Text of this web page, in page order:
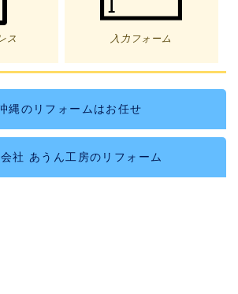
ス 入力フォーム
縄のリフォームはお任せ
社 あうん工房のリフォーム